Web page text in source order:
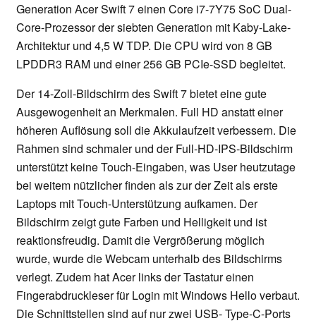
Generation Acer Swift 7 einen Core i7-7Y75 SoC Dual-
Core-Prozessor der siebten Generation mit Kaby-Lake-
Architektur und 4,5 W TDP. Die CPU wird von 8 GB
LPDDR3 RAM und einer 256 GB PCIe-SSD begleitet.
Der 14-Zoll-Bildschirm des Swift 7 bietet eine gute
Ausgewogenheit an Merkmalen. Full HD anstatt einer
höheren Auflösung soll die Akkulaufzeit verbessern. Die
Rahmen sind schmaler und der Full-HD-IPS-Bildschirm
unterstützt keine Touch-Eingaben, was User heutzutage
bei weitem nützlicher finden als zur der Zeit als erste
Laptops mit Touch-Unterstützung aufkamen. Der
Bildschirm zeigt gute Farben und Helligkeit und ist
reaktionsfreudig. Damit die Vergrößerung möglich
wurde, wurde die Webcam unterhalb des Bildschirms
verlegt. Zudem hat Acer links der Tastatur einen
Fingerabdruckleser für Login mit Windows Hello verbaut.
Die Schnittstellen sind auf nur zwei USB- Type-C-Ports